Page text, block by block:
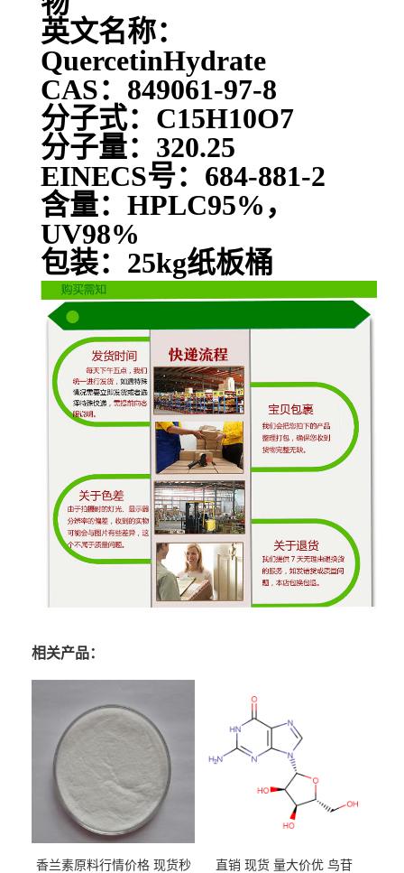
英文名称：
QuercetinHydrate
CAS：849061-97-8
分子式：C15H10O7
分子量：320.25
EINECS号：684-881-2
含量：HPLC95%，
UV98%
包装：25kg纸板桶
相关产品：
香兰素原料行情价格 现货秒 直销 现货 量大价优 鸟苷